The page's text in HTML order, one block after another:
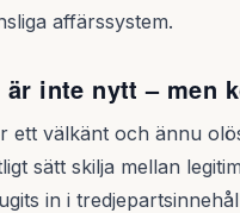
affärssystem.
inte nytt – men
ett välkänt och ännu
sätt skilja mellan
in i